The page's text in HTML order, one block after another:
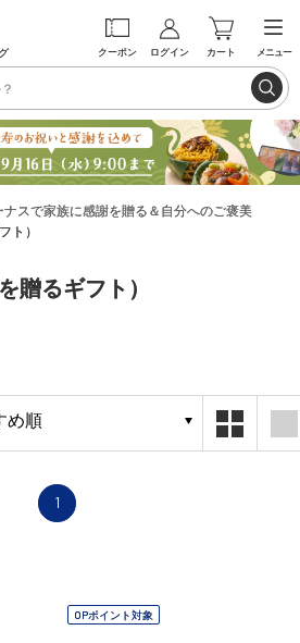
クーポン ログイン カート メニュー
ナスで家族に感謝を贈る＆自分へのご褒美
ト）
贈るギフト）
1
OPポイント対象